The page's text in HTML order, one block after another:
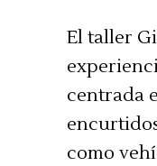
El taller
centrada
como